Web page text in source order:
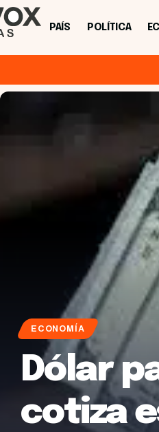
PAÍS POLÍTICA
ECONOMÍA
Dólar
cotiza